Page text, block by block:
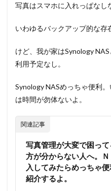
写真はスマホに入れっぱなし
いわゆるバックアップ的な存
けど、我が家はSynology
利用予定なし。
Synology NASめっちゃ便利
は時間が勿体ないよ。
関連記事
写真管理が大変で困って
方が分からない人へ。
入してみたらめっちゃ
紹介するよ。